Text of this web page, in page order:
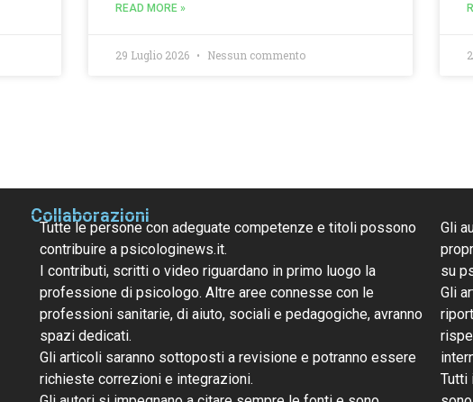
READ MORE »
29 Luglio 2026 Nessun commento
Collaborazioni
Tutte le persone con adeguate competenze e titoli possono
contribuire a psicologinews.it.
I contributi, scritti o video riguardano in primo luogo la
professione di psicologo. Altre aree connesse con le
professioni sanitarie, di aiuto, sociali e pedagogiche, avranno
spazi dedicati.
Gli articoli saranno sottoposti a revisione e potranno essere
richieste correzioni e integrazioni.
Gli
su
Gli
Tutti